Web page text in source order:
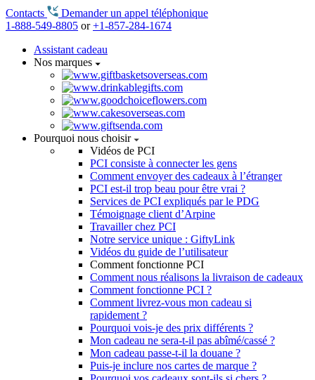
Contacts
Demander un appel téléphonique
1-888-549-8805 or+1-857-284-1674
Assistant cadeau
Nos marques
Pourquoi nous choisir
Vidéos de PCI
PCI consiste à connecter les gens
Comment envoyer des cadeaux à l’étranger
PCI est-il trop beau pour être vrai ?
Services de PCI expliqués par le PDG
Témoignage client d’Arpine
Travailler chez PCI
Notre service unique : GiftyLink
Vidéos du guide de l’utilisateur
Comment fonctionne PCI
Comment nous réalisons la livraison de cadeaux
Comment fonctionne PCI ?
Comment livrez-vous mon cadeau si
rapidement ?
Pourquoi vois-je des prix différents ?
Mon cadeau ne sera-t-il pas abîmé/cassé ?
Mon cadeau passe-t-il la douane ?
Puis-je inclure nos cartes de marque ?